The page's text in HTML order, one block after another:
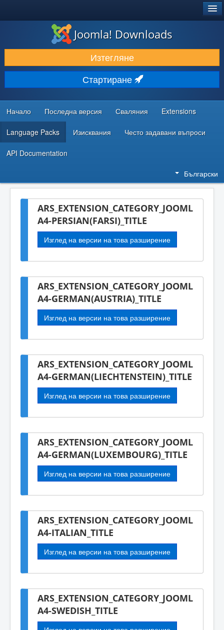
ИЗТЕГЛЯНЕ & РАЗШИРЯВАНЕ
ОТКРИВАЙТЕ & УЧЕТЕ
ОБЩНОСТ & ПОДДРЪЖКА
РЕСУРСИ ЗА РАЗРАБОТКА
Joomla! Downloads
Изтегляне
Стартиране
Начало Последна версия Сваляния Extensions
Language Packs Изисквания Често задавани въпроси
API Documentation
Български
ARS_EXTENSION_CATEGORY_JOOML
A4-PERSIAN(FARSI)_TITLE
Изглед на версии на това разширение
ARS_EXTENSION_CATEGORY_JOOML
A4-GERMAN(AUSTRIA)_TITLE
Изглед на версии на това разширение
ARS_EXTENSION_CATEGORY_JOOML
A4-GERMAN(LIECHTENSTEIN)_TITLE
Изглед на версии на това разширение
ARS_EXTENSION_CATEGORY_JOOML
A4-GERMAN(LUXEMBOURG)_TITLE
Изглед на версии на това разширение
ARS_EXTENSION_CATEGORY_JOOML
A4-ITALIAN_TITLE
Изглед на версии на това разширение
ARS_EXTENSION_CATEGORY_JOOML
A4-SWEDISH_TITLE